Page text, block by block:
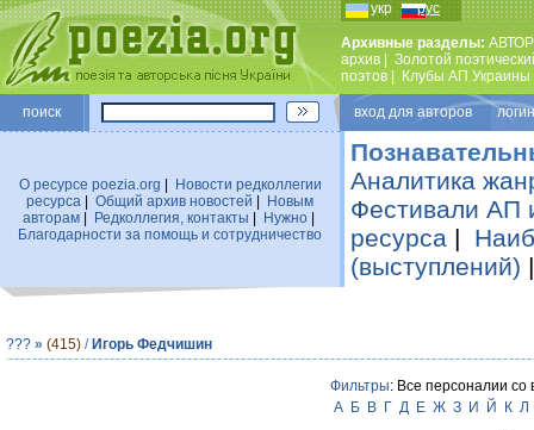
укр рус
Архивные разделы:
архив
Золотой
поэтов
Клубы АП Украины
поиск вход для авторов
О ресурсе poezia.org
Новости редколлегии
ресурса
Общий архив новостей
Новым
авторам| Редколлегия, контакты Нужно|
Благодарности за помощь и сотрудничество
Аналитика
Фестивали АП
ресурса |
(выступлений)
??? » (415) / Игорь Федчишин
Фильтры: Все персоналии со
А
Б В Г Д Е Ж З И Й К Л